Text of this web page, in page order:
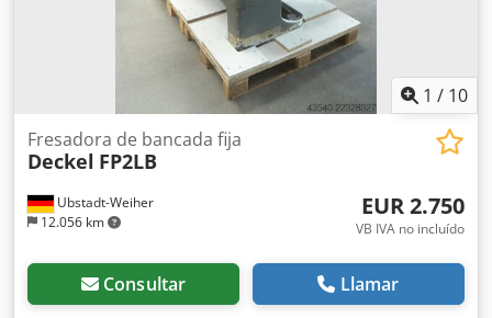
1 / 10
Ubstadt-Weiher
12.056 km
Fresadora de bancada fija
Deckel FP2LB
EUR 2.750
VB IVA no incluído
Consultar Llamar